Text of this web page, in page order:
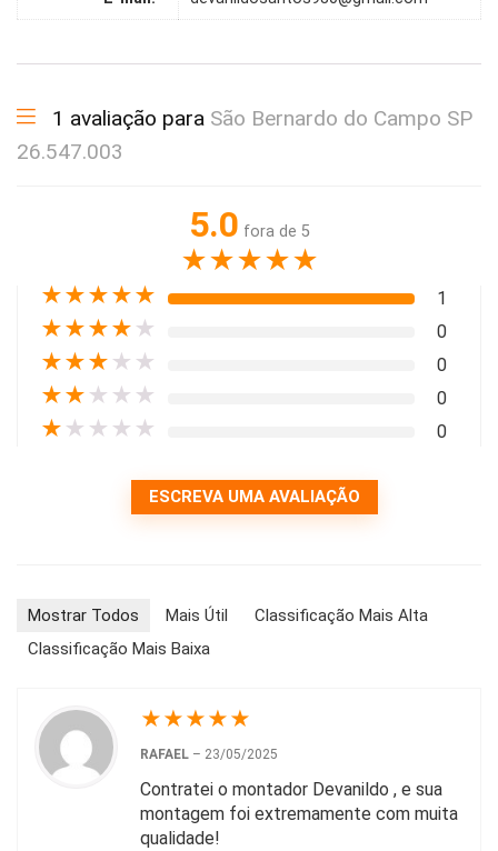
1 avaliação para São Bernardo do Campo SP
26.547.003
5.0 fora de 5
★★★★★
★★★★★ 1
★★★★ ★ 0
★★★ ★ ★ 0
★★ ★ ★ ★ 0
★ ★ ★ ★ ★ 0
ESCREVA UMA AVALIAÇÃO
Mostrar Todos Mais Útil
Classificação Mais Alta
Classificação Mais Baixa
★★★★★
RAFAEL – 23/05/2025
Contratei o montador Devanildo , e sua
montagem foi extremamente com muita
qualidade!